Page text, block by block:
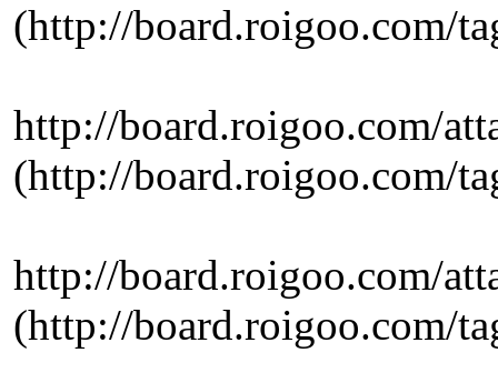
(http://board.roigoo.com/
http://board.roigoo.com/
(http://board.roigoo.com/
http://board.roigoo.com/
(http://board.roigoo.com/